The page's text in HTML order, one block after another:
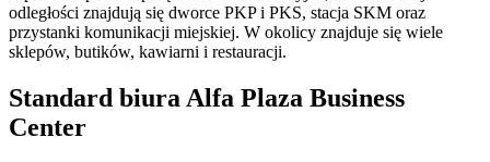
odległości znajdują się dworce PKP i PKS, stacja SKM oraz
przystanki komunikacji miejskiej. W okolicy znajduje się wiele
sklepów, butików, kawiarni i restauracji.
Standard biura Alfa Plaza Business
Center